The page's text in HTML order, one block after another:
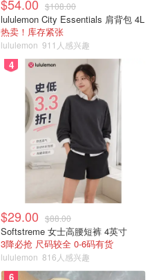
$54.00 $108.00
lululemon City Essentials 肩背包 4L
热卖！库存紧张
lululemon 911人感兴趣
4
$29.00 $88.00
Softstreme 女士高腰短裤 4英寸
3降必抢 尺码较全 0-6码有货
lululemon 816人感兴趣
6